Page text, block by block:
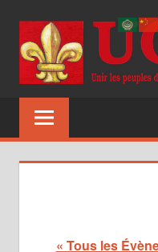
contenu
Unir
de
« Tous les